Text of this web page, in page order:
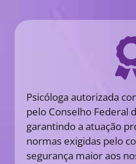
Psicóloga autorizada
pelo Conselho Federal
garantindo a atuação
normas exigidas pelo
segurança maior aos